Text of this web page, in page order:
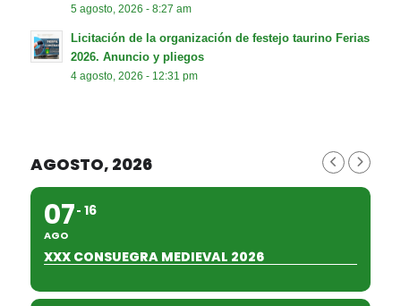
5 agosto, 2026 - 8:27 am
Licitación de la organización de festejo taurino Ferias
2026. Anuncio y pliegos
4 agosto, 2026 - 12:31 pm
AGOSTO, 2026
07
AGO
16
XXX CONSUEGRA MEDIEVAL 2026